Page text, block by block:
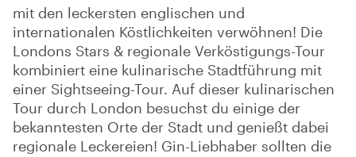
mit den leckersten englischen und
internationalen Köstlichkeiten verwöhnen! Die
Londons Stars & regionale Verköstigungs-Tour
kombiniert eine kulinarische Stadtführung mit
einer Sightseeing-Tour. Auf dieser kulinarischen
Tour durch London besuchst du einige der
bekanntesten Orte der Stadt und genießt dabei
regionale Leckereien! Gin-Liebhaber sollten die